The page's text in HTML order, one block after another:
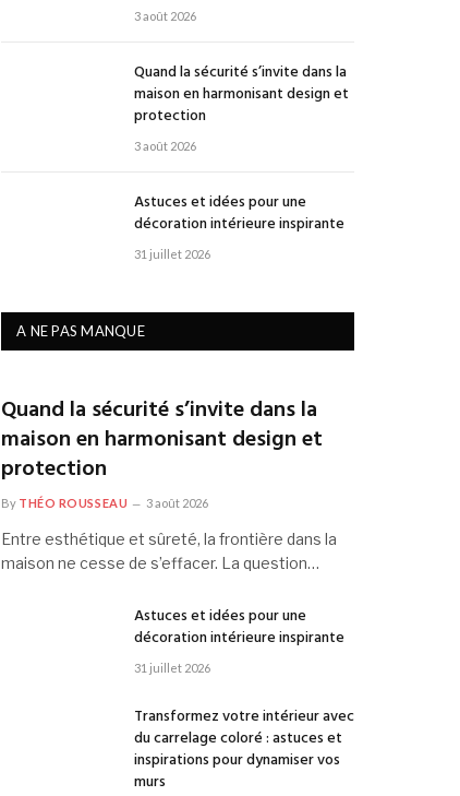
3 août 2026
Quand la sécurité s’invite dans la
maison en harmonisant design et
protection
3 août 2026
Astuces et idées pour une
décoration intérieure inspirante
31 juillet 2026
A NE PAS MANQUE
Quand la sécurité s’invite dans la
maison en harmonisant design et
protection
By THÉO ROUSSEAU 3 août 2026
Entre esthétique et sûreté, la frontière dans la
maison ne cesse de s’effacer. La question…
Astuces et idées pour une
décoration intérieure inspirante
31 juillet 2026
Transformez votre intérieur avec
du carrelage coloré : astuces et
inspirations pour dynamiser vos
murs